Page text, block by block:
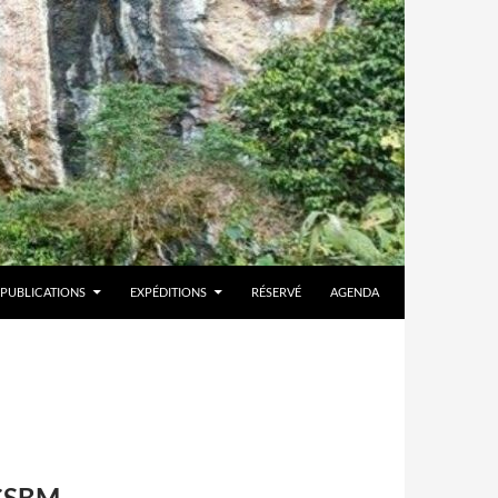
PUBLICATIONS EXPÉDITIONS RÉSERVÉ AGENDA